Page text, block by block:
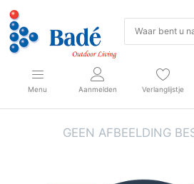
Menu Aanmelden Verlanglijstje